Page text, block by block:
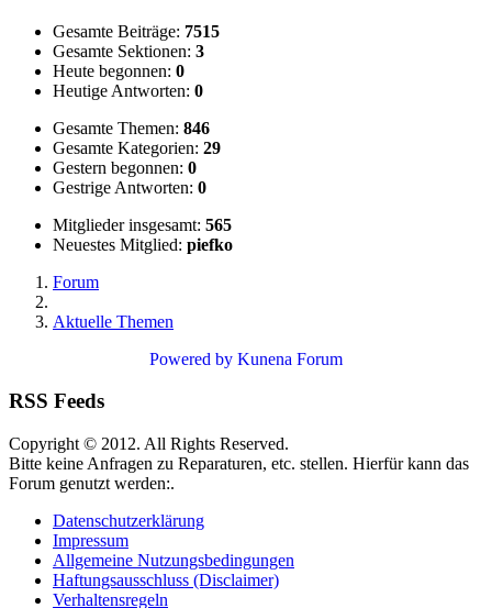
Gesamte Beiträge: 7515
Gesamte Sektionen: 3
Heute begonnen: 0
Heutige Antworten: 0
Gesamte Themen: 846
Gesamte Kategorien: 29
Gestern begonnen: 0
Gestrige Antworten: 0
Mitglieder insgesamt: 565
Neuestes Mitglied: piefko
Forum
Aktuelle Themen
Powered by Kunena Forum
RSS Feeds
Copyright © 2012. All Rights Reserved.
Bitte keine Anfragen zu Reparaturen, etc. stellen. Hierfür kann das
Forum genutzt werden:.
Datenschutzerklärung
Impressum
Allgemeine Nutzungsbedingungen
Haftungsausschluss (Disclaimer)
Verhaltensregeln